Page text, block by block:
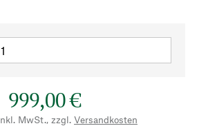
999,00 €
MwSt., zzgl. Versandkosten